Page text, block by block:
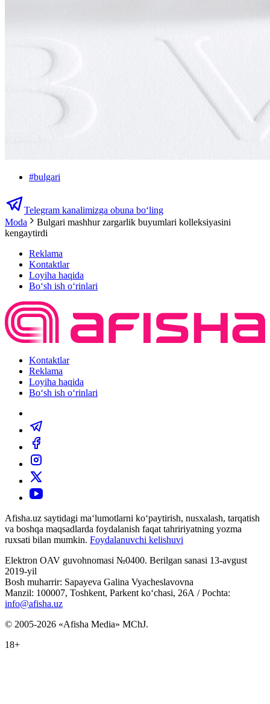
#bulgari
Telegram kanalimizga obuna bo‘ling
Moda
Bulgari mashhur zargarlik buyumlari kolleksiyasini
kengaytirdi
Reklama
Kontaktlar
Loyiha haqida
Bo‘sh ish o‘rinlari
Kontaktlar
Reklama
Loyiha haqida
Bo‘sh ish o‘rinlari
Afisha.uz saytidagi ma‘lumotlarni ko‘paytirish, nusxalash, tarqatish
va boshqa maqsadlarda foydalanish faqat tahririyatning yozma
ruxsati bilan mumkin. Foydalanuvchi kelishuvi
Elektron OAV guvohnomasi №0400. Berilgan sanasi 13-avgust
2019-yil
Bosh muharrir: Sapayeva Galina Vyacheslavovna
Manzil: 100007, Toshkent, Parkent ko‘chasi, 26А / Pochta:
info@afisha.uz
© 2005-2026 «Afisha Media» MChJ.
18+